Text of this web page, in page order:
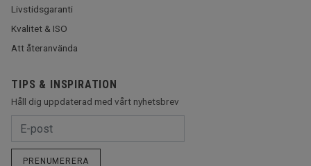
Livstidsgaranti
Kvalitet & ISO
Att återanvända
TIPS & INSPIRATION
Håll dig uppdaterad med vårt nyhetsbrev
PRENUMERERA